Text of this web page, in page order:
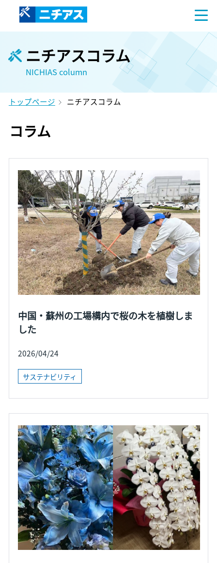
ニチアスコラム
NICHIAS column
トップページ ニチアスコラム
コラム
中国・蘇州の工場構内で桜の木を植樹しま
した
2026/04/24
サステナビリティ